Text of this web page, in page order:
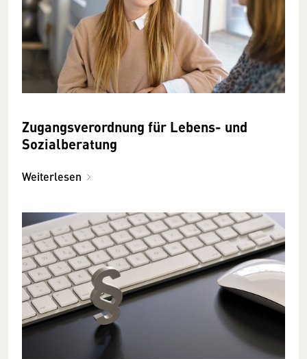
Zugangsverordnung für Lebens- und
Sozialberatung
Weiterlesen